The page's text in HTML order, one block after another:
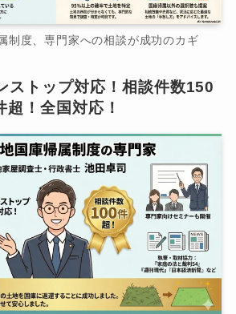
制度、専門家への相談が成功のカギ
ストップ対応！相談件数150
超！全国対応！